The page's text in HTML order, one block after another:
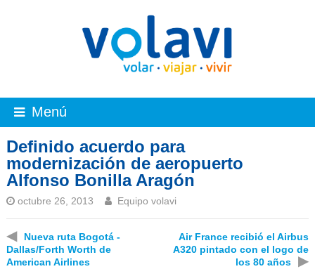
Menú
Definido acuerdo para
modernización de aeropuerto
Alfonso Bonilla Aragón
octubre 26, 2013 Equipo volavi
◀
Nueva ruta Bogotá -
Dallas/Forth Worth de
American Airlines
Air France recibió el Airbus
A320 pintado con el logo de
los 80 años
▶